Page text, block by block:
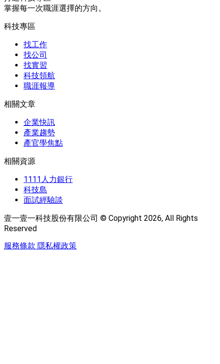
掌握每一次職涯選擇的方向。
科技專區
找工作
找公司
找實習
科技領航
職涯報導
相關文章
企業快訊
產業趨勢
產官學焦點
相關資源
1111人力銀行
科技島
面試經驗談
壹一壹一科技股份有限公司 © Copyright 2026, All Rights
Reserved
服務條款 隱私權政策